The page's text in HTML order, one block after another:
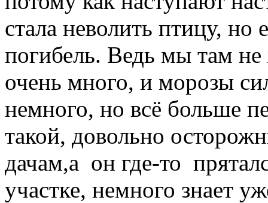
стала неволить птицу, но
погибель. Ведь мы там
очень много, и морозы
немного, но всё больше
такой, довольно
дачам,а он где-то
участке, немного знает